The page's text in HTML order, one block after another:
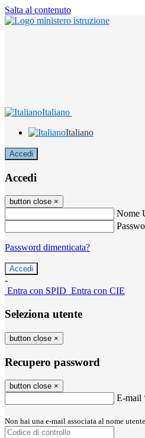
Salta al contenuto
Italiano
Italiano
Accedi
Accedi
button close ×
Nome
Password dimenticata?
-
Entra con SPID Entra con CIE
Seleziona utente
button close ×
Recupero password
button close ×
E-mail
Non hai una e-mail associata al nome